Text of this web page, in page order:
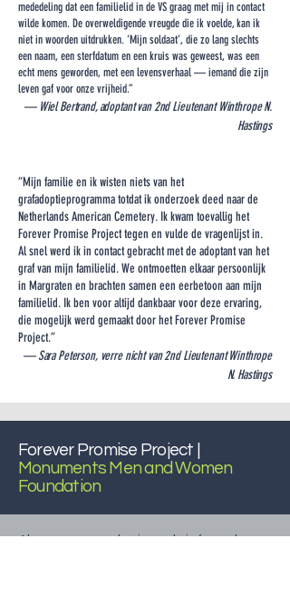
mededeling dat een familielid in de VS graag met mij in contact
wilde komen. De overweldigende vreugde die ik voelde, kan ik
niet in woorden uitdrukken. ‘Mijn soldaat’, die zo lang slechts
een naam, een sterfdatum en een kruis was geweest, was een
echt mens geworden, met een levensverhaal — iemand die zijn
leven gaf voor onze vrijheid.”
— Wiel Bertrand, adoptant van 2nd Lieutenant Winthrope N.
Hastings
“Mijn familie en ik wisten niets van het
grafadoptieprogramma totdat ik onderzoek deed naar de
Netherlands American Cemetery. Ik kwam toevallig het
Forever Promise Project tegen en vulde de vragenlijst in.
Al snel werd ik in contact gebracht met de adoptant van het
graf van mijn familielid. We ontmoetten elkaar persoonlijk
in Margraten en brachten samen een eerbetoon aan mijn
familielid. Ik ben voor altijd dankbaar voor deze ervaring,
die mogelijk werd gemaakt door het Forever Promise
Project.”
— Sara Peterson, verre nicht van 2nd Lieutenant Winthrope
N. Hastings
Forever Promise Project |
Monuments Men and Women
Foundation
Abonneer u op de nieuwsbrief van de